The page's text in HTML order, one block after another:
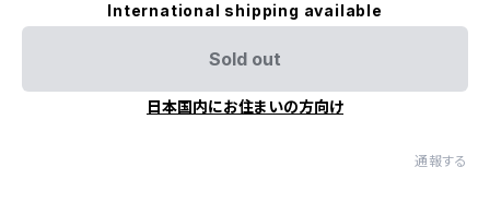
International shipping available
Sold out
日本国内にお住まいの方向け
通報する